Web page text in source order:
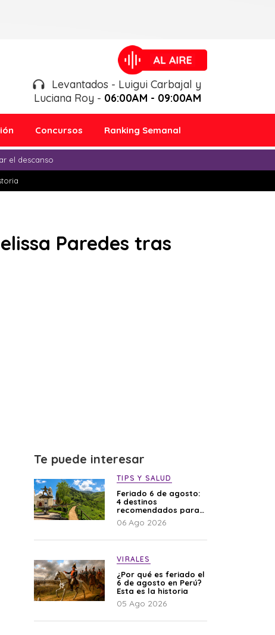
Levantados - Luigui Carbajal y
Luciana Roy - 06:00AM - 09:00AM
Concursos Ranking Semanal
el descanso
Paredes tras
Te puede interesar
TIPS Y SALUD
Feriado 6 de agosto:
4 destinos
recomendados para
disfrutar el descanso
06 Ago 2026
VIRALES
¿Por qué es feriado el
6 de agosto en Perú?
Esta es la historia
05 Ago 2026